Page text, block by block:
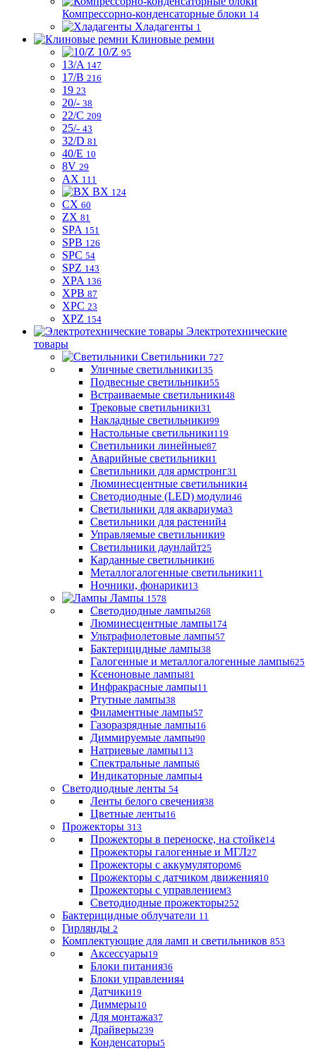
Компрессорно-конденсаторные блоки 14
Хладагенты 1
Клиновые ремни
10/Z 95
13/A 147
17/B 216
19 23
20/- 38
22/C 209
25/- 43
32/D 81
40/E 10
8V 29
AX 111
BX 124
CX 60
ZX 81
SPA 151
SPB 126
SPC 54
SPZ 143
XPA 136
XPB 87
XPC 23
XPZ 154
Электротехнические
товары
Светильники 727
Уличные светильники135
Подвесные светильники55
Встраиваемые светильники48
Трековые светильники31
Накладные светильники99
Настольные светильники119
Светильники линейные87
Аварийные светильники1
Светильники для армстронг31
Люминесцентные светильники4
Светодиодные (LED) модули46
Светильники для аквариума3
Светильники для растений4
Управляемые светильники9
Светильники даунлайт25
Карданные светильники6
Металлогалогенные светильники11
Ночники, фонарики13
Лампы 1578
Светодиодные лампы268
Люминесцентные лампы174
Ультрафиолетовые лампы57
Бактерицидные лампы38
Галогенные и металлогалогенные лампы625
Ксеноновые лампы81
Инфракрасные лампы11
Ртутные лампы38
Филаментные лампы57
Газоразрядные лампы16
Диммируемые лампы90
Натриевые лампы113
Спектральные лампы6
Индикаторные лампы4
Светодиодные ленты 54
Ленты белого свечения38
Цветные ленты16
Прожекторы 313
Прожекторы в переноске, на стойке14
Прожекторы галогенные и МГЛ27
Прожекторы с аккумулятором6
Прожекторы с датчиком движения10
Прожекторы с управлением3
Светодиодные прожекторы252
Бактерицидные облучатели 11
Гирлянды 2
Комплектующие для ламп и светильников 853
Аксессуары19
Блоки питания36
Блоки управления4
Датчики19
Диммеры10
Для монтажа37
Драйверы239
Конденсаторы5